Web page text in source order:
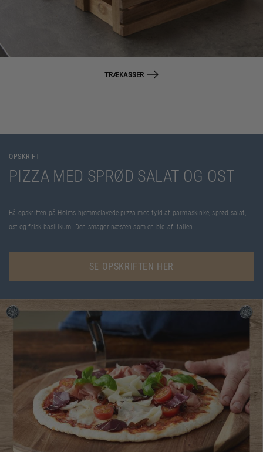
TRÆKASSER
OPSKRIFT
PIZZA MED SPRØD SALAT OG OST
Få opskriften på Holms hjemmelavede pizza med fyld af parmaskinke, sprød salat,
ost og frisk basilikum. Den smager næsten som en bid af Italien.
SE OPSKRIFTEN HER